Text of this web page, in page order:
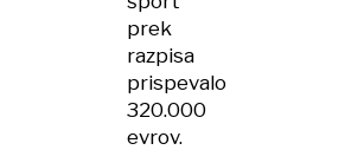
prek
razpisa
prispevalo
320.000
evrov.